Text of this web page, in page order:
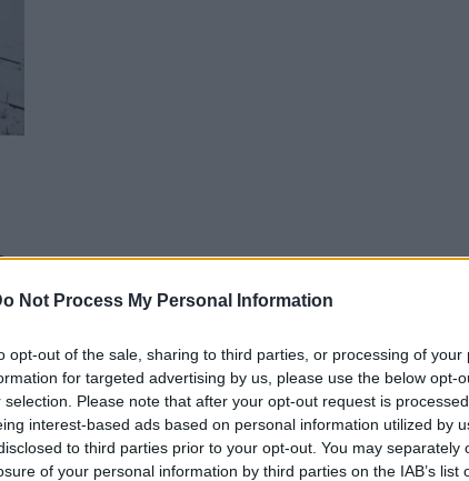
Not Process My Personal Information
opt-out of the sale, sharing to third parties, or processing of your
for targeted advertising by us, please use the below opt-
selection. Please note that after your opt-out request is
interest-based ads based on personal information utilized by
to third parties prior to your opt-out. You may separately
of your personal information by third parties on the IAB’s list